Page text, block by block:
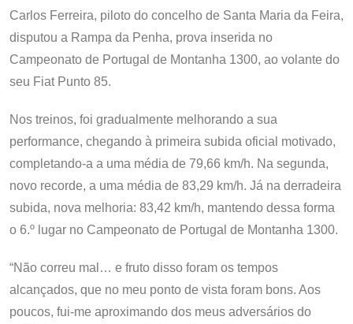
Carlos Ferreira, piloto do concelho de Santa Maria da Feira,
disputou a Rampa da Penha, prova inserida no
Campeonato de Portugal de Montanha 1300, ao volante do
seu Fiat Punto 85.
Nos treinos, foi gradualmente melhorando a sua
performance, chegando à primeira subida oficial motivado,
completando-a a uma média de 79,66 km/h. Na segunda,
novo recorde, a uma média de 83,29 km/h. Já na derradeira
subida, nova melhoria: 83,42 km/h, mantendo dessa forma
o 6.º lugar no Campeonato de Portugal de Montanha 1300.
“Não correu mal… e fruto disso foram os tempos
alcançados, que no meu ponto de vista foram bons. Aos
poucos, fui-me aproximando dos meus adversários do